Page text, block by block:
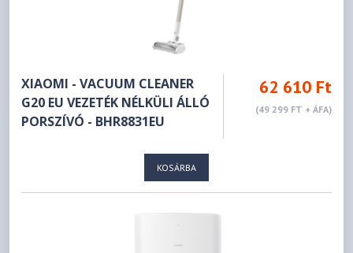
XIAOMI - VACUUM CLEANER
G20 EU VEZETÉK NÉLKÜLI ÁLLÓ
PORSZÍVÓ - BHR8831EU
62 610 Ft
(49 299 FT + ÁFA)
KOSÁRBA